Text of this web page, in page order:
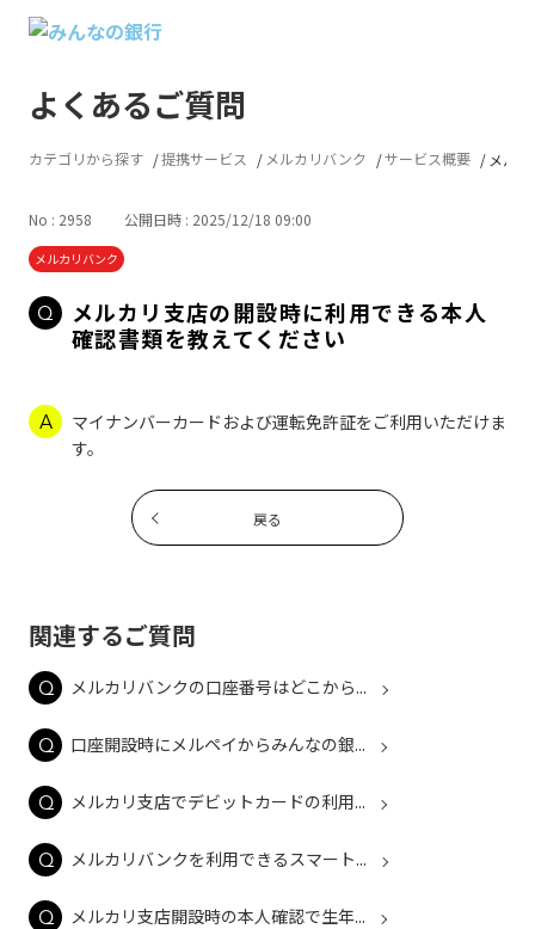
よくあるご質問
カテゴリから探す 提携サービス メルカリバンク サービス概要 メル
No : 2958 公開日時 : 2025/12/18 09:00
メルカリバンク
メルカリ支店の開設時に利用できる本人
確認書類を教えてください
マイナンバーカードおよび運転免許証をご利用いただけま
す。
戻る
関連するご質問
メルカリバンクの口座番号はどこから...
口座開設時にメルペイからみんなの銀...
メルカリ支店でデビットカードの利用...
メルカリバンクを利用できるスマート...
メルカリ支店開設時の本人確認で生年...